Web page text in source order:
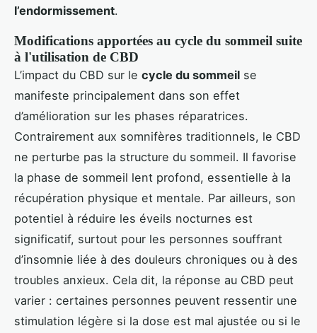
l’endormissement.
Modifications apportées au cycle du sommeil suite
à l'utilisation de CBD
L’impact du CBD sur le cycle du sommeil se
manifeste principalement dans son effet
d’amélioration sur les phases réparatrices.
Contrairement aux somnifères traditionnels, le CBD
ne perturbe pas la structure du sommeil. Il favorise
la phase de sommeil lent profond, essentielle à la
récupération physique et mentale. Par ailleurs, son
potentiel à réduire les éveils nocturnes est
significatif, surtout pour les personnes souffrant
d’insomnie liée à des douleurs chroniques ou à des
troubles anxieux. Cela dit, la réponse au CBD peut
varier : certaines personnes peuvent ressentir une
stimulation légère si la dose est mal ajustée ou si le